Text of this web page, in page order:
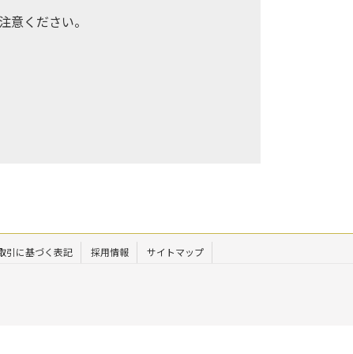
意ください。
引に基づく表記 採用情報 サイトマップ